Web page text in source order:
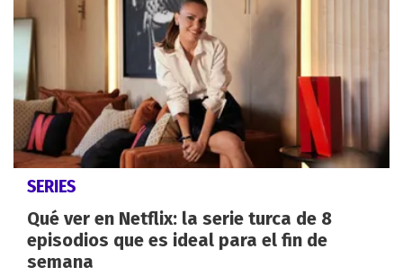
SERIES
Qué ver en Netflix: la serie turca de 8
episodios que es ideal para el fin de
semana